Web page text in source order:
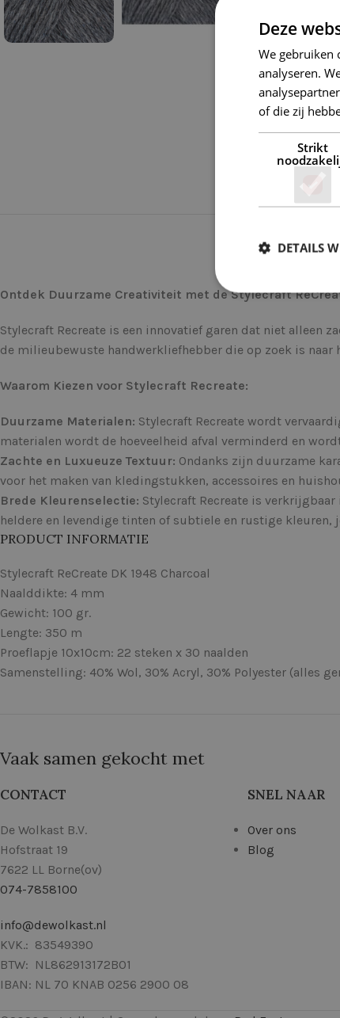
Ontdek Duurzame Creativiteit met de Stylecraft
Stylecraft Recreate is een innovatief garen dat niet alleen
de milieubewuste handwerkliefhebber die op zoek is
Waarom Kiezen voor Stylecraft Recreate:
Duurzame Materialen: Stylecraft Recreate wordt
materialen wordt de hoeveelheid afval verminderd en
Zachte en Luxueuze Textuur: Ondanks zijn duurzame
voor het maken van kledingstukken, accessoires en
Brede Kleurenselectie: Stylecraft Recreate is
heldere en levendige tinten of subtiele en rustige
PRODUCT INFORMATIE
Stylecraft ReCreate DK 1948 Charcoal
Naalddikte: 4 mm
Gewicht: 100 gr.
Lengte: 350 m
Proeflapje 10x10cm: 22 steken x 30 naalden
Samenstelling: 40% Wol, 30% Acryl, 30% Polyester (alles
Vaak samen gekocht met
CONTACT
De Wolkast B.V.
Hofstraat 19
7622 LL Borne(ov)
074-7858100
info@dewolkast.nl
KVK.: 83549390
BTW: NL862913172B01
IBAN: NL 70 KNAB 0256 2900 08
SNEL NAAR
Over ons
Blog
Deze
We gebruiken
analyseren.
of die zij
Strikt
DETAILS